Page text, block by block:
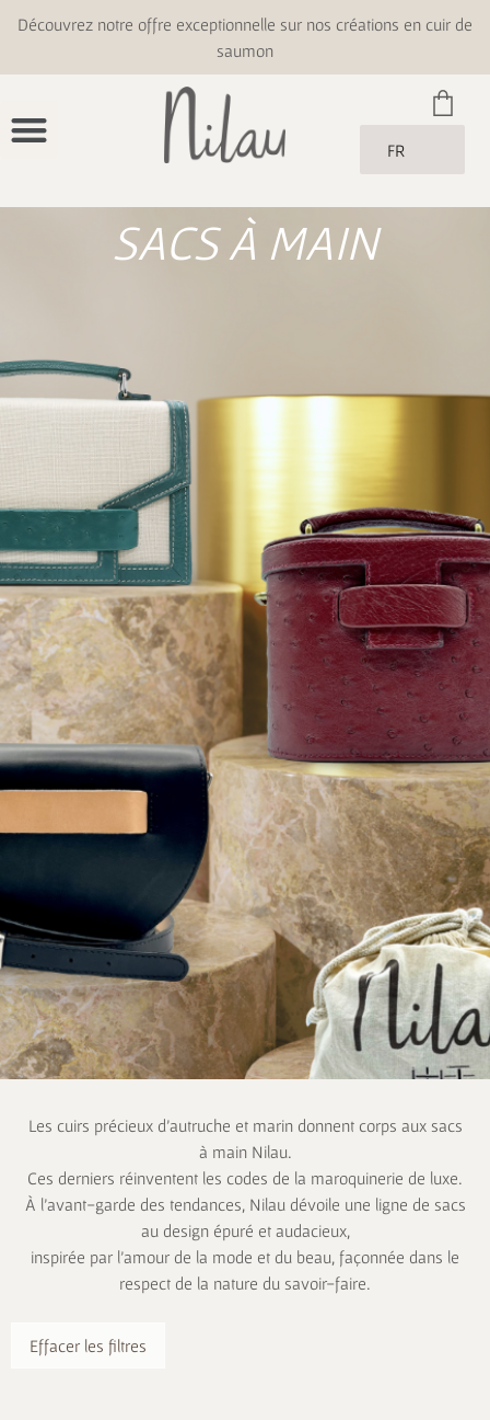
Découvrez notre offre exceptionnelle sur nos créations en cuir de
saumon
FR
SACS À MAIN
Les cuirs précieux d’autruche et marin donnent corps aux sacs
à main Nilau.
Ces derniers réinventent les codes de la maroquinerie de luxe.
À l’avant-garde des tendances, Nilau dévoile une ligne de sacs
au design épuré et audacieux,
inspirée par l’amour de la mode et du beau, façonnée dans le
respect de la nature du savoir-faire.
Effacer les filtres